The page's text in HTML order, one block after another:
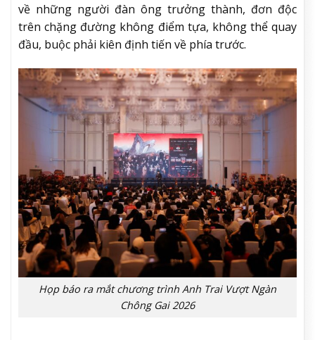
về những người đàn ông trưởng thành, đơn độc
trên chặng đường không điểm tựa, không thể quay
đầu, buộc phải kiên định tiến về phía trước.
Họp báo ra mắt chương trình Anh Trai Vượt Ngàn
Chông Gai 2026